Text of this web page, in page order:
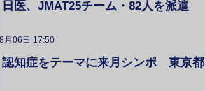
日医、JMAT25チーム・82人を派遣
月06日 17:50
認知症をテーマに来月シンポ 東京都